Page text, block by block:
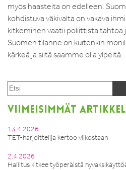
myös haasteita on edelleen.
kohdistuva väkivalta on vakava
kitkeminen vaatii poliittista tahtoa
Suomen tilanne on kuitenkin
kärkeä ja siitä saamme olla ylpeitä.
VIIMEISIMMÄT
13.4.2026
TET-harjoittelija kertoo viikostaan
2.4.2026
Hallitus kitkee työperäistä